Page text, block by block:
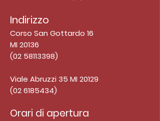
Indirizzo
Corso San Gottardo 16
MI 20136
(02 58113398)
Viale Abruzzi 35 MI 20129
(02 6185434)
Orari di apertura